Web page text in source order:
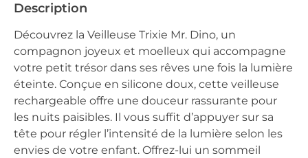
Description
Découvrez la Veilleuse Trixie Mr. Dino, un
compagnon joyeux et moelleux qui accompagne
votre petit trésor dans ses rêves une fois la lumière
éteinte. Conçue en silicone doux, cette veilleuse
rechargeable offre une douceur rassurante pour
les nuits paisibles. Il vous suffit d’appuyer sur sa
tête pour régler l’intensité de la lumière selon les
envies de votre enfant. Offrez-lui un sommeil